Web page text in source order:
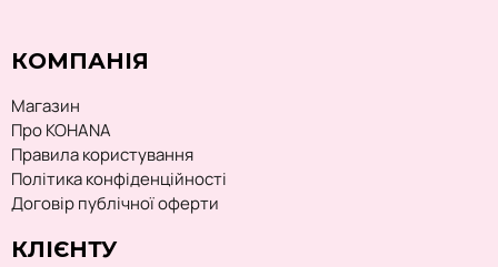
КОМПАНІЯ
Магазин
Про KOHANA
Правила користування
Політика конфіденційності
Договір публічної оферти
КЛІЄНТУ